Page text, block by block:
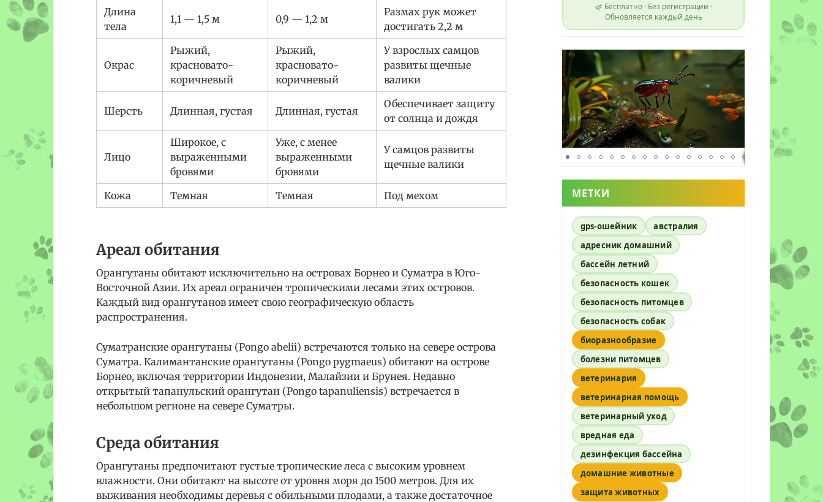
Длина
тела
1,1 — 1,5 м 0,9 — 1,2 м
Размах рук может
достигать 2,2 м
Окрас
Рыжий,
красновато-
коричневый
Рыжий,
красновато-
коричневый
У взрослых самцов
развиты щечные
валики
Шерсть Длинная, густая Длинная, густая
Обеспечивает защиту
от солнца и дождя
Лицо
Широкое, с
выраженными
бровями
Уже, с менее
выраженными
бровями
У самцов развиты
щечные валики
Кожа Темная Темная Под мехом
Ареал обитания
Орангутаны обитают исключительно на островах Борнео и Суматра в Юго-
Восточной Азии. Их ареал ограничен тропическими лесами этих островов.
Каждый вид орангутанов имеет свою географическую область
распространения.
Суматранские орангутаны (Pongo abelii) встречаются только на севере острова
Суматра. Калимантанские орангутаны (Pongo pygmaeus) обитают на острове
Борнео, включая территории Индонезии, Малайзии и Брунея. Недавно
открытый тапанульский орангутан (Pongo tapanuliensis) встречается в
небольшом регионе на севере Суматры.
Среда обитания
Орангутаны предпочитают густые тропические леса с высоким уровнем
влажности. Они обитают на высоте от уровня моря до 1500 метров. Для их
выживания необходимы деревья с обильными плодами, а также достаточное
🌿 Бесплатно · Без регистрации ·
Обновляется каждый день
МЕТКИ
gps-ошейник
австралия
адресник домашний
бассейн летний
безопасность кошек
безопасность питомцев
безопасность собак
биоразнообразие
болезни питомцев
ветеринария
ветеринарная помощь
ветеринарный уход
вредная еда
дезинфекция бассейна
домашние животные
защита животных